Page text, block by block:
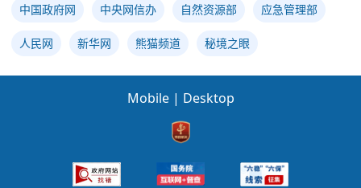
中国政府网 中央网信办 自然资源部 应急管理部
人民网 新华网 熊猫频道 秘境之眼
Mobile | Desktop